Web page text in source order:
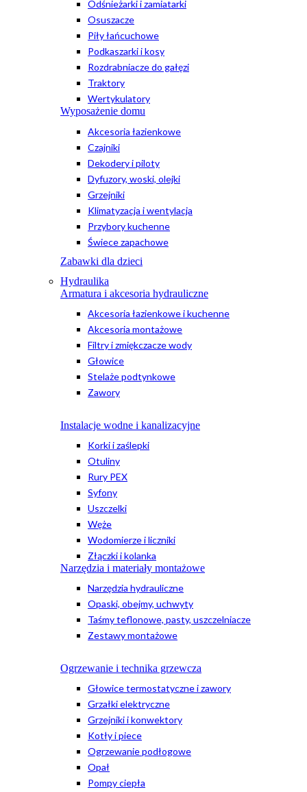
Odśnieżarki i zamiatarki
Osuszacze
Piły łańcuchowe
Podkaszarki i kosy
Rozdrabniacze do gałęzi
Traktory
Wertykulatory
Wyposażenie domu
Akcesoria łazienkowe
Czajniki
Dekodery i piloty
Dyfuzory, woski, olejki
Grzejniki
Klimatyzacja i wentylacja
Przybory kuchenne
Świece zapachowe
Zabawki dla dzieci
Hydraulika
Armatura i akcesoria hydrauliczne
Akcesoria łazienkowe i kuchenne
Akcesoria montażowe
Filtry i zmiękczacze wody
Głowice
Stelaże podtynkowe
Zawory
Instalacje wodne i kanalizacyjne
Korki i zaślepki
Otuliny
Rury PEX
Syfony
Uszczelki
Węże
Wodomierze i liczniki
Złączki i kolanka
Narzędzia i materiały montażowe
Narzędzia hydrauliczne
Opaski, obejmy, uchwyty
Taśmy teflonowe, pasty, uszczelniacze
Zestawy montażowe
Ogrzewanie i technika grzewcza
Głowice termostatyczne i zawory
Grzałki elektryczne
Grzejniki i konwektory
Kotły i piece
Ogrzewanie podłogowe
Opał
Pompy ciepła